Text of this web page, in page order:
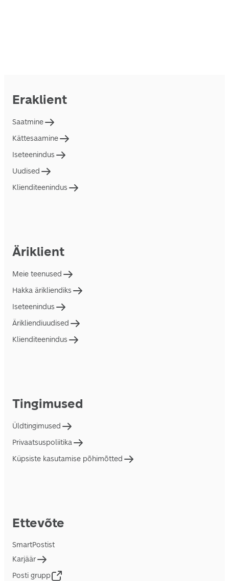
Eraklient
Saatmine
Kättesaamine
Iseteenindus
Uudised
Klienditeenindus
Äriklient
Meie teenused
Hakka ärikliendiks
Iseteenindus
Ärikliendiuudised
Klienditeenindus
Tingimused
Üldtingimused
Privaatsuspoliitika
Küpsiste kasutamise põhimõtted
Ettevõte
SmartPostist
Karjäär
Posti grupp